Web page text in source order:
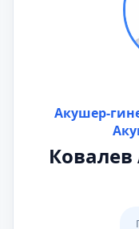
Акушер-
Ковалев